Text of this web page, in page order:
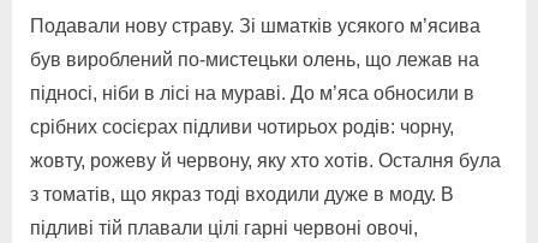
Подавали нову страву. Зі шматків усякого м’ясива
був вироблений по-мистецьки олень, що лежав на
підносі, ніби в лісі на мураві. До м’яса обносили в
срібних сосієрах підливи чотирьох родів: чорну,
жовту, рожеву й червону, яку хто хотів. Осталня була
з томатів, що якраз тоді входили дуже в моду. В
підливі тій плавали цілі гарні червоні овочі,